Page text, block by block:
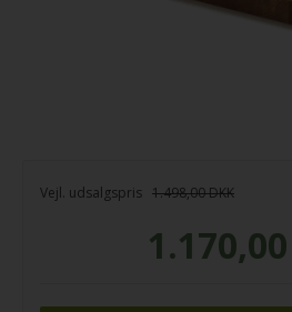
Vejl. udsalgspris 1.498,00 DKK
1.170,00